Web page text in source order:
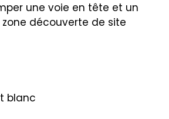
une voie en tête et un
zone découverte de site
blanc